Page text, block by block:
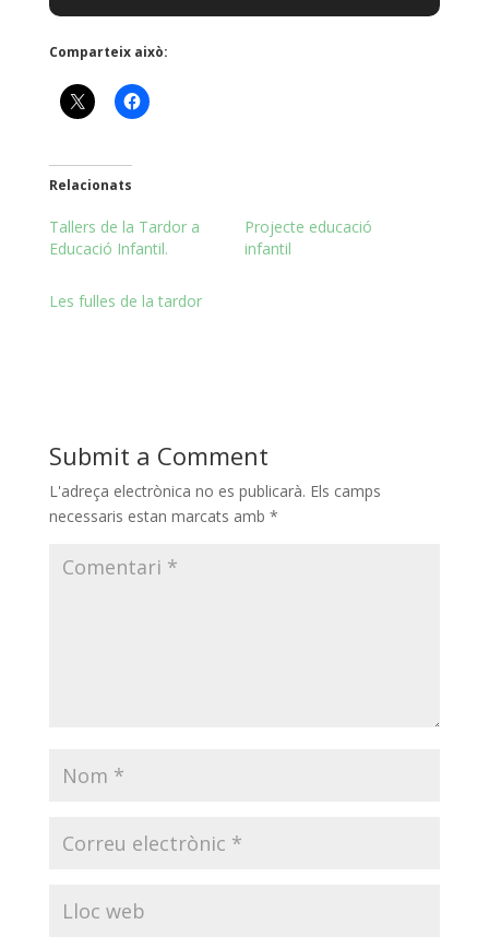
Comparteix això:
Relacionats
Tallers de la Tardor a
Educació Infantil.
Projecte educació
infantil
Les fulles de la tardor
Submit a Comment
L'adreça electrònica no es publicarà. Els camps
necessaris estan marcats amb *